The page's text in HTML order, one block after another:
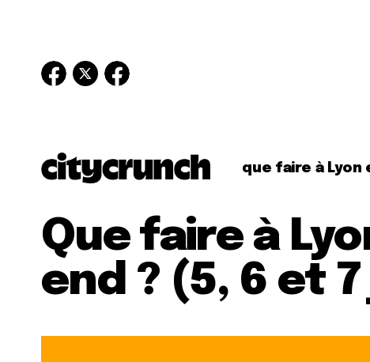
que faire à Lyon
Que faire à
end ? (5, 6 et